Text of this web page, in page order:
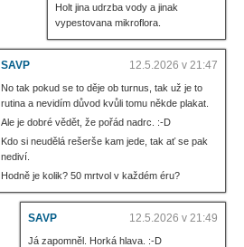
Holt jina udrzba vody a jinak
vypestovana mikroflora.
SAVP 12.5.2026 v 21:47
No tak pokud se to děje ob turnus, tak už je to
rutina a nevidím důvod kvůli tomu někde plakat.
Ale je dobré vědět, že pořád nadrc. :-D
Kdo si neudělá rešerše kam jede, tak ať se pak
nediví.
Hodně je kolik? 50 mrtvol v každém éru?
SAVP 12.5.2026 v 21:49
Já zapomněl. Horká hlava. :-D